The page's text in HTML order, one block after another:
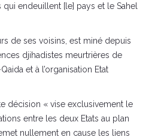
endeuillent [le] pays et le Sahel
de ses voisins, est miné depuis
djihadistes meurtrières de
et à l’organisation Etat
décision « vise exclusivement le
entre les deux Etats au plan
nullement en cause les liens